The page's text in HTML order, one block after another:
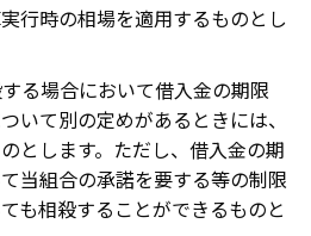
行時の相場を適用するものとし
る場合において借入金の期限
いて別の定めがあるときには、
とします。ただし、借入金の期
当組合の承諾を要する等の制限
も相殺することができるものと